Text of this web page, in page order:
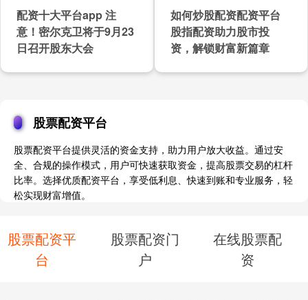
配资十大平台app 注
意！密尔克卫将于9月23
日召开股东大会
如何炒股配资配资平台
股指配资助力股市投
资，解锁财富新篇章
股票配资平台
股票配资平台提供灵活的资金支持，助力用户放大收益。通过安
全、合规的操作模式，用户可快速获取资金，提高股票交易的杠杆
比率。选择优质配资平台，享受低利息、快速到账和专业服务，轻
松实现财富增值。
股票配资平
台
股票配资门
户
在线股票配
资